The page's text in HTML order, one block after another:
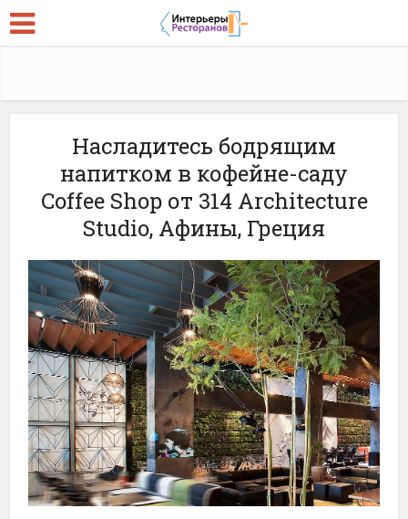
Насладитесь бодрящим
напитком в кофейне-саду
Coffee Shop от 314 Architecture
Studio, Афины, Греция